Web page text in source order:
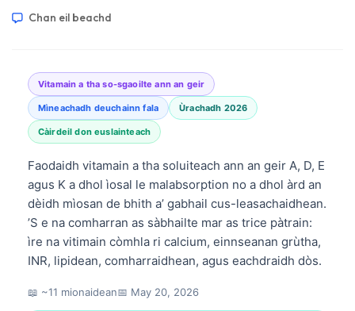
Chan eil beachd
Vitamain a tha so-sgaoilte ann an geir
Mìneachadh deuchainn fala Ùrachadh 2026
Càirdeil don euslainteach
Faodaidh vitamain a tha soluiteach ann an geir A, D, E
agus K a dhol ìosal le malabsorption no a dhol àrd an
dèidh mìosan de bhith a’ gabhail cus-leasachaidhean.
’S e na comharran as sàbhailte mar as trice pàtrain:
ìre na vitimain còmhla ri calcium, einnseanan grùtha,
INR, lipidean, comharraidhean, agus eachdraidh dòs.
📖 ~11 mionaidean📅 May 20, 2026